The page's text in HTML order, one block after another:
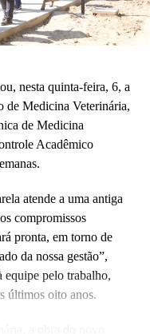
reitor de Planejamento,
de professores, técnico-
da construtora
nesta quinta-feira, 6, a
de Medicina Veterinária,
de Medicina
Acadêmico
atende a uma antiga
compromissos
pronta, em torno de
da nossa gestão”,
equipe pelo trabalho,
últimos oito anos.